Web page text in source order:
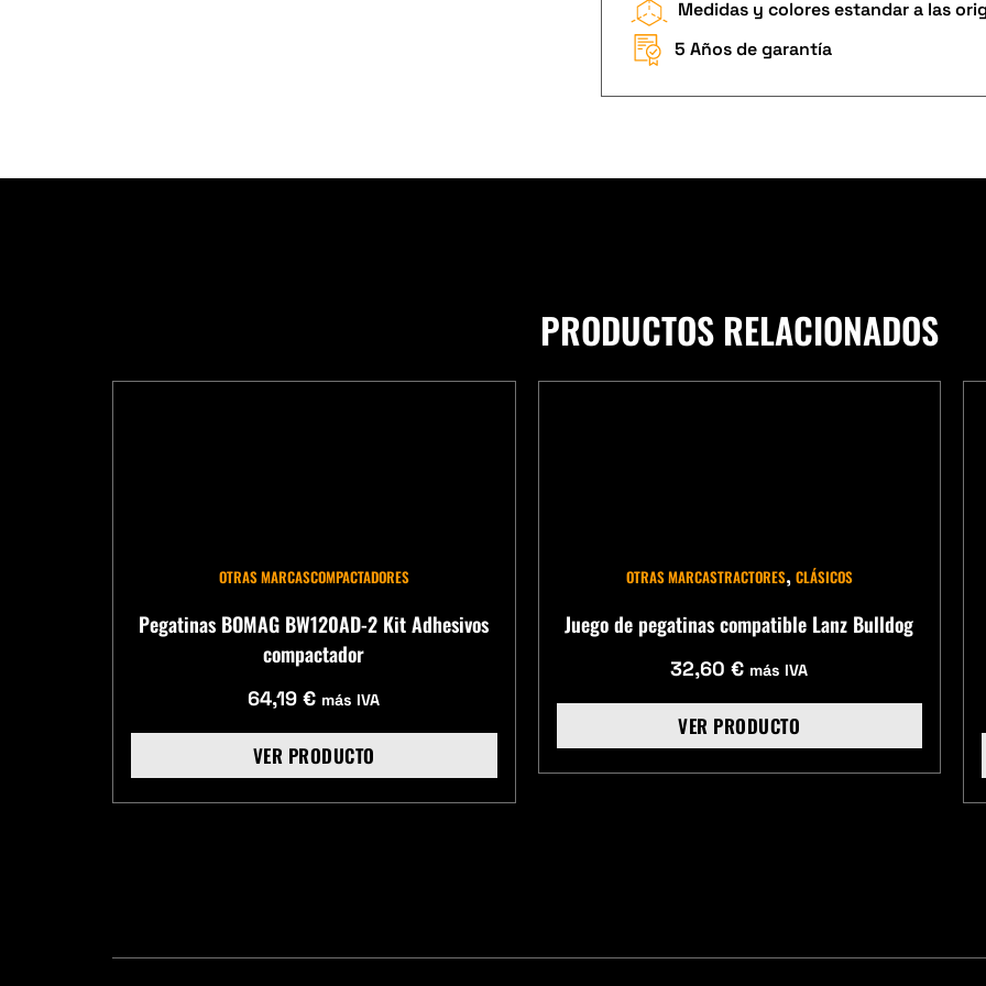
Medidas y colores estandar a las
5 Años de garantía
PRODUCTOS RELACIONADOS
OTRAS MARCASCOMPACTADORES
Pegatinas BOMAG BW120AD-2 Kit Adhesivos
compactador
64,19€ más IVA
VER PRODUCTO
OTRAS MARCASTRACTORES, CLÁSICOS
Juego de pegatinas compatible Lanz Bulldog
32,60€ más IVA
VER PRODUCTO